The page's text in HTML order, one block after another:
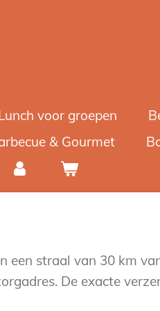
voor groepen
& Gourmet
een straal van 30 km
De exacte